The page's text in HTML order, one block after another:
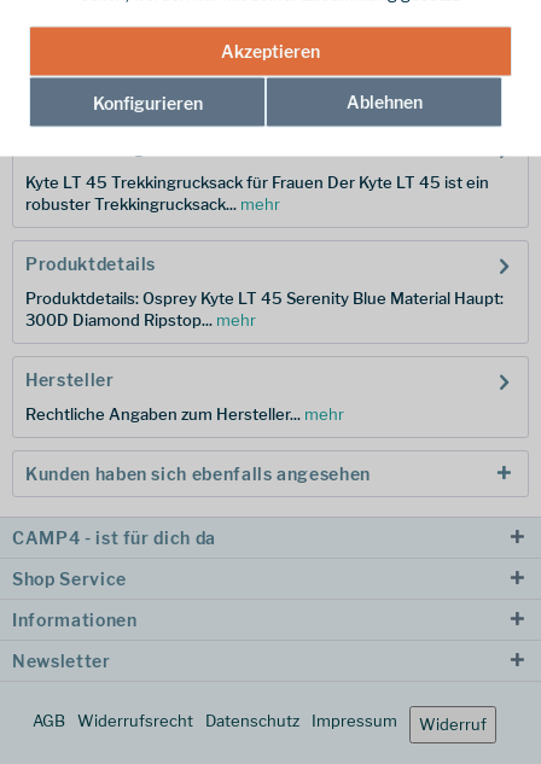
Hersteller-Nr.: 10007465
Kyte LT 45 Trekkingrucksack für Frauen Der Kyte LT 45 ist ein
robuster Trekkingrucksack... mehr
Produktdetails
Produktdetails: Osprey Kyte LT 45 Serenity Blue Material Haupt:
300D Diamond Ripstop... mehr
Hersteller
Rechtliche Angaben zum Hersteller... mehr
Kunden haben sich ebenfalls angesehen
CAMP4 - ist für dich da
Shop Service
Informationen
Newsletter
AGB Widerrufsrecht Datenschutz Impressum Widerruf
Akzeptieren
Konfigurieren Ablehnen